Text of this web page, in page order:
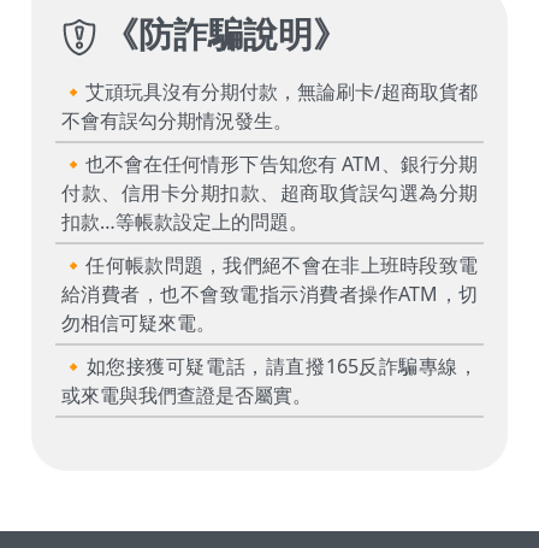
《防詐騙說明》
🔸艾頑玩具沒有分期付款，無論刷卡/超商取貨都
不會有誤勾分期情況發生。
🔸也不會在任何情形下告知您有 ATM、銀行分期
付款、信用卡分期扣款、超商取貨誤勾選為分期
扣款…等帳款設定上的問題。
🔸任何帳款問題，我們絕不會在非上班時段致電
給消費者，也不會致電指示消費者操作ATM，切
勿相信可疑來電。
🔸如您接獲可疑電話，請直撥165反詐騙專線，
或來電與我們查證是否屬實。